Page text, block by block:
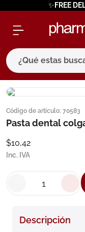
✨FREE
¿Qué estas
Código de artículo: 70583
Pasta dental
$10,42
Inc. IVA
Descripción
términos
1. eucerin
3
cerave
7. megacistin